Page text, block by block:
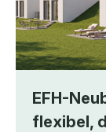
EFH-
flexibel,